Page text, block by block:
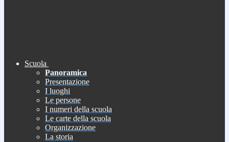
Scuola
Panoramica
Presentazione
I luoghi
Le persone
I numeri della scuola
Le carte della scuola
Organizzazione
La storia